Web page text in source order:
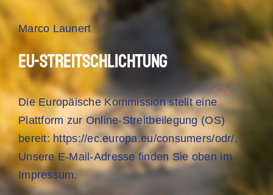
Marco Launert
EU-Streitschlichtung
Die Europäische Kommission stellt eine
Plattform zur Online-Streitbeilegung (OS)
bereit:https://ec.europa.eu/consumers/odr/.
Unsere E-Mail-Adresse finden Sie oben im
Impressum.